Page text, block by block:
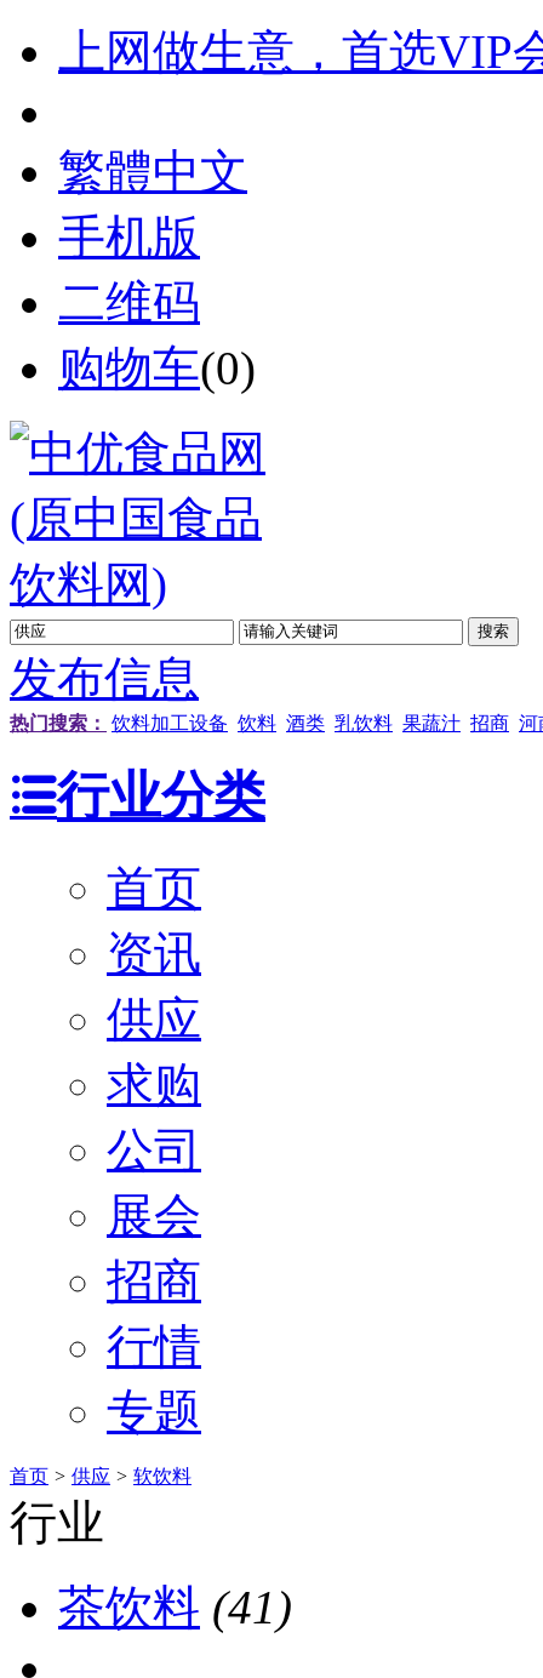
上网做生意，首选VIP
繁體中文
手机版
二维码
购物车(0)
发布信息
热门搜索： 饮料加工设备 饮料 酒类 乳饮料 果蔬汁 招商 河
行业分类
首页
资讯
供应
求购
公司
展会
招商
行情
专题
首页 > 供应 > 软饮料
行业
茶饮料 (41)